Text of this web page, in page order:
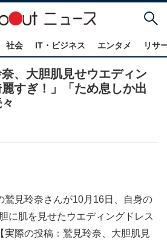
社会 IT・ビジネス エンタメ リサ
奈、大胆肌見せウエディン
すぎ！」「ため息しか出
鷲見玲奈さんが10月16日、自身の
に肌を見せたウエディングドレス
実際の投稿：鷲見玲奈、大胆肌見